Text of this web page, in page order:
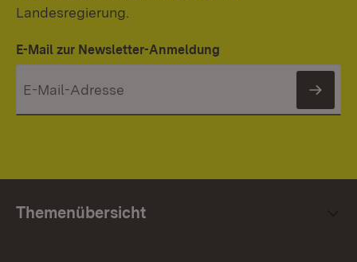
Landesregierung.
E-Mail zur Newsletter-Anmeldung
Themenübersicht